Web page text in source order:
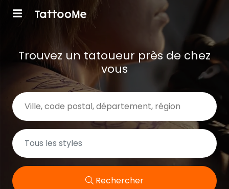
Trouvez un tatoueur près de chez
vous
Rechercher